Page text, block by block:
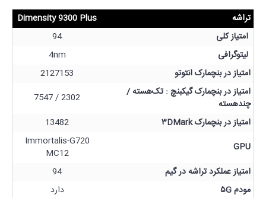
تراشه
Dimensity 9300 Plus
امتیاز کلی
94
لیتوگرافی
4nm
امتیاز در بنچمارک انتوتو
2127153
امتیاز در بنچمارک گیکبنچ : تک‌هسته /
چندهسته
2302 / 7547
امتیاز در بنچمارک ۳DMark
13482
GPU
Immortalis-G720
MC12
امتیاز عملکرد تراشه در گیم
94
مودم ۵G
دارد